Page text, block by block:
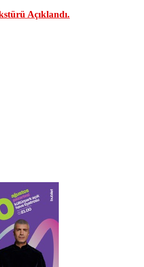
Açıklandı.